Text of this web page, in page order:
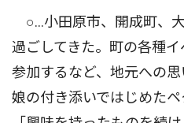
○…小田原市、開成町、
過ごしてきた。町の各種
参加するなど、地元への
娘の付き添いではじめたペ